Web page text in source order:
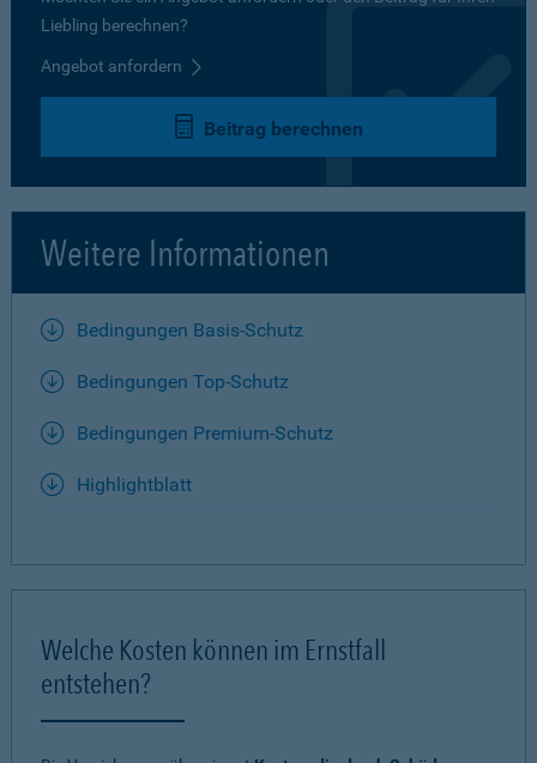
Liebling berechnen?
Angebot anfordern
Beitrag berechnen
Weitere Informationen
Bedingungen Basis-Schutz
Bedingungen Top-Schutz
Bedingungen Premium-Schutz
Highlightblatt
Welche Kosten können im Ernstfall
entstehen?